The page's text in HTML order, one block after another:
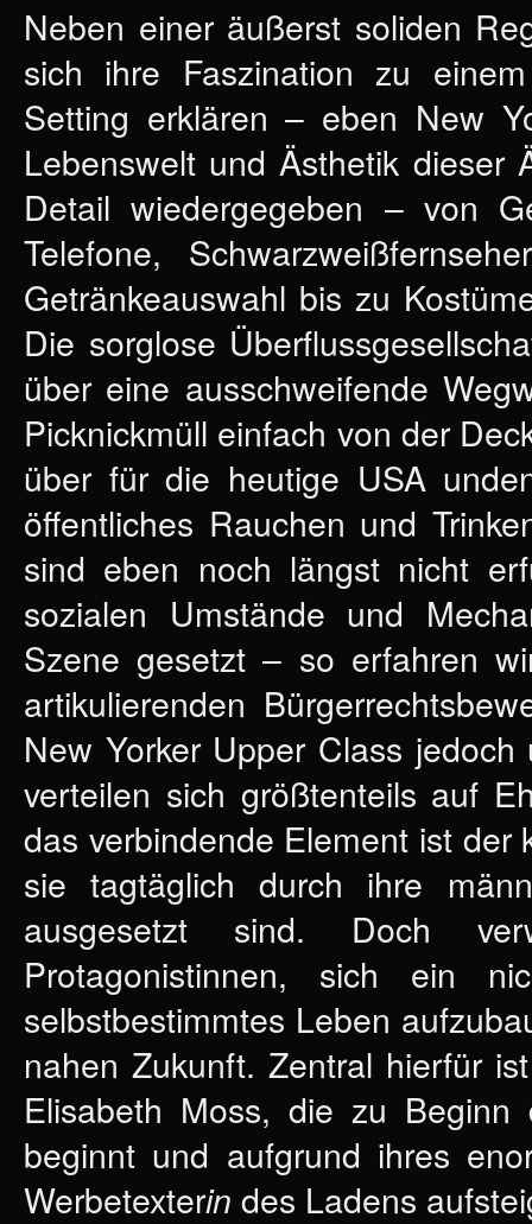
Neben einer äußerst soliden
sich ihre Faszination zu
Setting erklären – eben New
Lebenswelt und Ästhetik dieser
Detail wiedergegeben – von
Telefone,
Getränkeauswahl bis zu
Die sorglose
über eine ausschweifende
Picknickmüll einfach von der
über für die heutige USA
öffentliches Rauchen und
sind eben noch längst nicht
sozialen Umstände und
Szene gesetzt – so erfahren
artikulierenden
New Yorker Upper Class
verteilen sich größtenteils auf
das verbindende Element ist
sie tagtäglich durch ihre
ausgesetzt sind. Doch
Protagonistinnen, sich ein
selbstbestimmtes Leben
nahen Zukunft. Zentral hierfür
Elisabeth Moss, die zu
beginnt und aufgrund ihres
Werbetexterin des Ladens